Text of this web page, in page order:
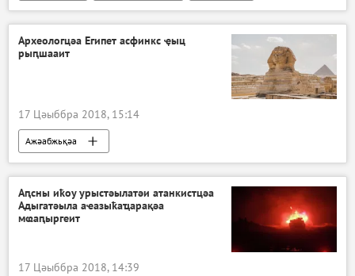
Археологцәа Египет асфинкс ҿыц
рыԥшааит
17 Цәыббра 2018, 15:14
Ажәабжьқәа
Аԥсны иҟоу урыстәылатәи атанкистцәа
Адыгатәыла аҽазыҟаҵарақәа
мҩаԥыргеит
17 Цәыббра 2018, 14:39